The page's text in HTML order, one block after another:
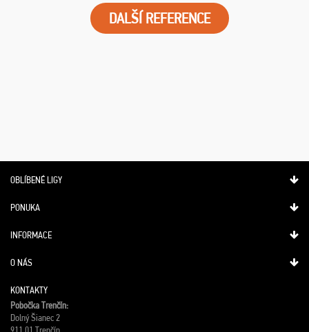
DALŠÍ REFERENCE
OBLÍBENÉ LIGY
PONUKA
INFORMACE
O NÁS
KONTAKTY
Pobočka Trenčín:
Dolný Šianec 2